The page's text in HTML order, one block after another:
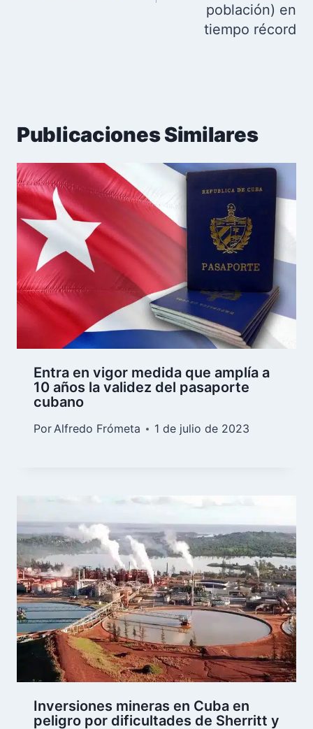
población) en
tiempo récord
Publicaciones Similares
Entra en vigor medida que amplía a
10 años la validez del pasaporte
cubano
PorAlfredo Frómeta 1 de julio de 2023
Inversiones mineras en Cuba en
peligro por dificultades de Sherritt y